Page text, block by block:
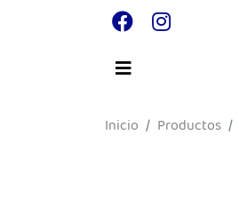
Inicio Productos